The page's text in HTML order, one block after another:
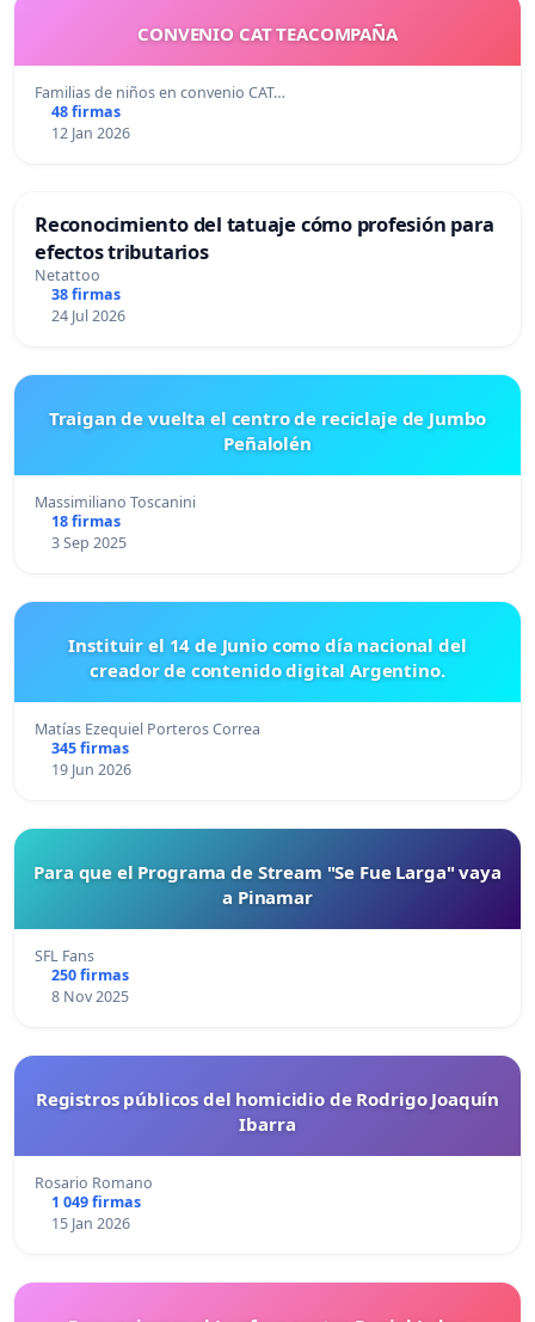
CONVENIO CAT TEACOMPAÑA
Familias de niños en convenio CAT…
48 firmas
12 Jan 2026
Reconocimiento del tatuaje cómo profesión para
efectos tributarios
Netattoo
38 firmas
24 Jul 2026
Traigan de vuelta el centro de reciclaje de Jumbo
Peñalolén
Massimiliano Toscanini
18 firmas
3 Sep 2025
Instituir el 14 de Junio como día nacional del
creador de contenido digital Argentino.
Matías Ezequiel Porteros Correa
345 firmas
19 Jun 2026
Para que el Programa de Stream "Se Fue Larga" vaya
a Pinamar
SFL Fans
250 firmas
8 Nov 2025
Registros públicos del homicidio de Rodrigo Joaquín
Ibarra
Rosario Romano
1 049 firmas
15 Jan 2026